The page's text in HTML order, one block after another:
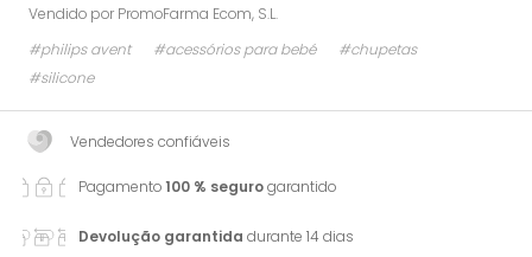
Vendido por PromoFarma Ecom, S.L.
#philips avent
#acessórios para bebé
#chupetas
#silicone
Vendedores confiáveis
Pagamento100 % segurogarantido
Devolução garantida durante 14 dias